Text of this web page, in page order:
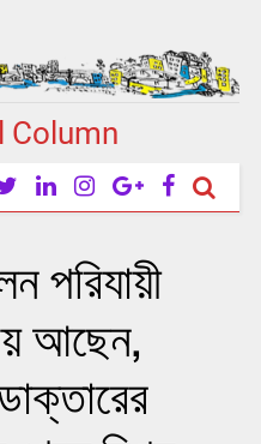
Column
পরিযায়ী
আছেন,